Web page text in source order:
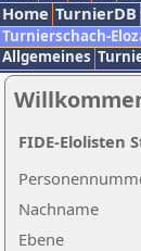
Home TurnierDB
Turnierschach-
Allgemeines
Nachname
Ebene
FIDE-Elolisten